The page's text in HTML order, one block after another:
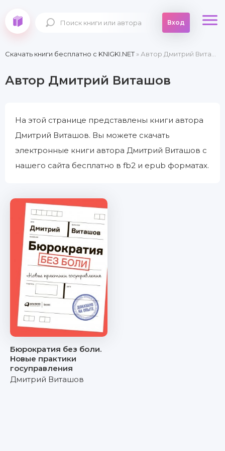
Вход
Скачать книги бесплатно c KNIGKI.NET» Автор Дмитрий Виташов
Автор Дмитрий Виташов
На этой странице представлены книги автора
Дмитрий Виташов. Вы можете скачать
электронные книги автора Дмитрий Виташов с
нашего сайта бесплатно в fb2 и epub форматах.
Бюрократия без боли.
Новые практики
госуправления
Дмитрий Виташов